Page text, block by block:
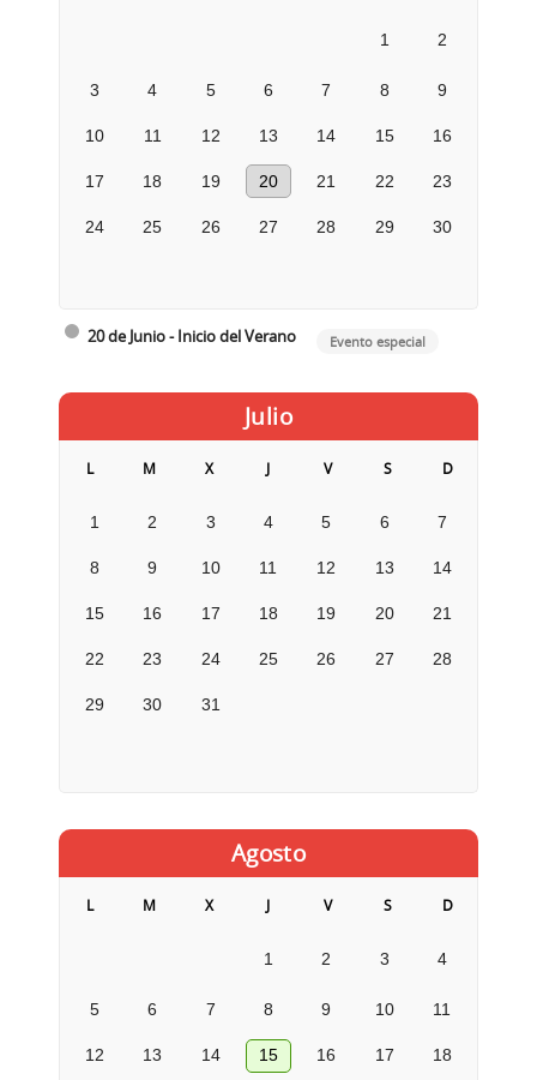
1 2
3 4 5 6 7 8 9
10 11 12 13 14 15 16
17 18 19 20 21 22 23
24 25 26 27 28 29 30
20 de Junio - Inicio del Verano Evento especial
Julio
L M X J V S D
1 2 3 4 5 6 7
8 9 10 11 12 13 14
15 16 17 18 19 20 21
22 23 24 25 26 27 28
29 30 31
Agosto
L M X J V S D
1 2 3 4
5 6 7 8 9 10 11
12 13 14 15 16 17 18